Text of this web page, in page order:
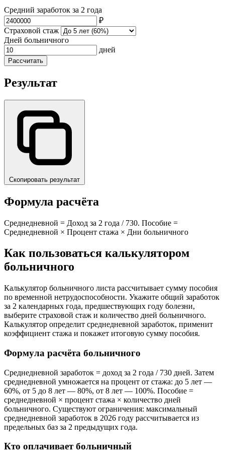
Средний заработок за 2 года
₽
Страховой стаж
Дней больничного
дней
Рассчитать
Результат
Скопировать результат
Формула расчёта
Среднедневной = Доход за 2 года / 730. Пособие =
Среднедневной × Процент стажа × Дни больничного
Как пользоваться калькулятором
больничного
Калькулятор больничного листа рассчитывает сумму пособия
по временной нетрудоспособности. Укажите общий заработок
за 2 календарных года, предшествующих году болезни,
выберите страховой стаж и количество дней больничного.
Калькулятор определит среднедневной заработок, применит
коэффициент стажа и покажет итоговую сумму пособия.
Формула расчёта больничного
Среднедневной заработок = доход за 2 года / 730 дней. Затем
среднедневной умножается на процент от стажа: до 5 лет —
60%, от 5 до 8 лет — 80%, от 8 лет — 100%. Пособие =
среднедневной × процент стажа × количество дней
больничного. Существуют ограничения: максимальный
среднедневной заработок в 2026 году рассчитывается из
предельных баз за 2 предыдущих года.
Кто оплачивает больничный